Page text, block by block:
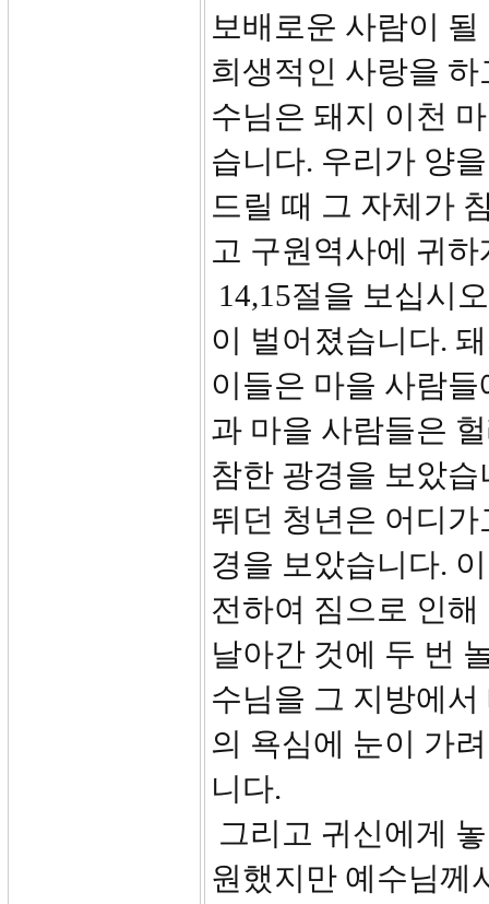
보배로운 사람이
희생적인 사랑을
수님은 돼지 이천
습니다. 우리가 양
드릴 때 그 자체가
고 구원역사에 귀
14,15절을 보십시
이 벌어졌습니다.
이들은 마을 사람
과 마을 사람들은
참한 광경을 보았
뛰던 청년은 어디
경을 보았습니다.
전하여 짐으로 인
날아간 것에 두 번
수님을 그 지방에
의 욕심에 눈이 가
니다.
그리고 귀신에게
원했지만 예수님께